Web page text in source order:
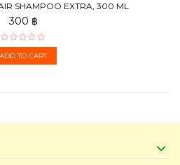
SHAMPOO EXTRA, 300 ML
300 ฿
ADD TO CART